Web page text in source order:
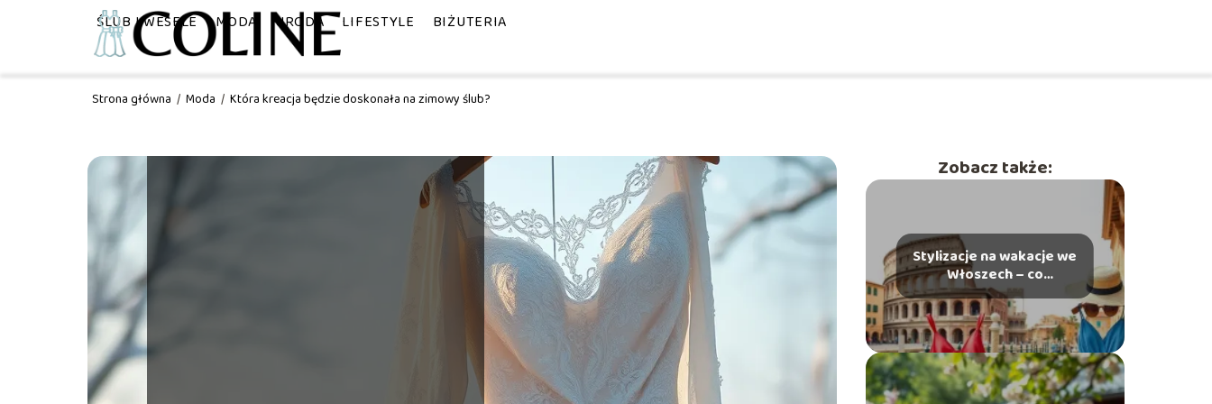
ŚLUB I WESELE MODA URODA LIFESTYLE BIŻUTERIA
Strona główna / Moda / Która kreacja będzie doskonała na zimowy ślub?
Zobacz także:
Stylizacje na wakacje we
Włoszech – co
spakować, by wyglądać
stylowo?